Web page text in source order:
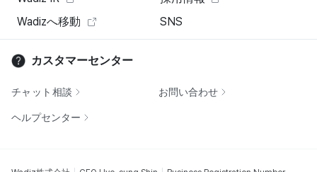
Wadizへ移動
SNS
カスタマーセンター
チャット相談 お問い合わせ
ヘルプセンター